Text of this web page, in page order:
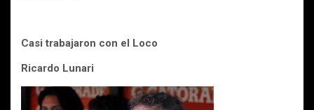
Casi trabajaron con el Loco
Ricardo Lunari